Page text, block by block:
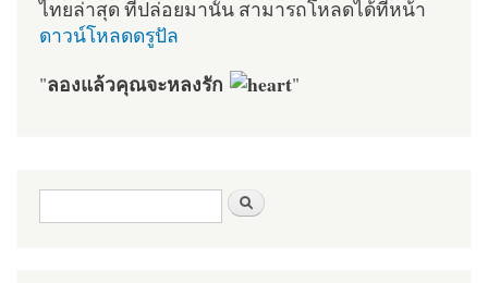
ไทยล่าสุด ที่ปล่อยมานั้น สามารถโหลดได้ที่หน้า
ดาวน์โหลดดรูปัล
"ลองแล้วคุณจะหลงรัก "
ฟอร์มค้นหา